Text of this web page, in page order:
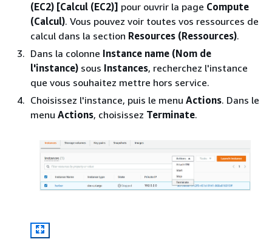
(EC2) [Calcul (EC2)] pour ouvrir la page Compute
(Calcul). Vous pouvez voir toutes vos ressources de
calcul dans la section Resources (Ressources).
Dans la colonne Instance name (Nom de
l'instance) sous Instances, recherchez l'instance
que vous souhaitez mettre hors service.
Choisissez l'instance, puis le menu Actions. Dans le
menu Actions, choisissez Terminate.